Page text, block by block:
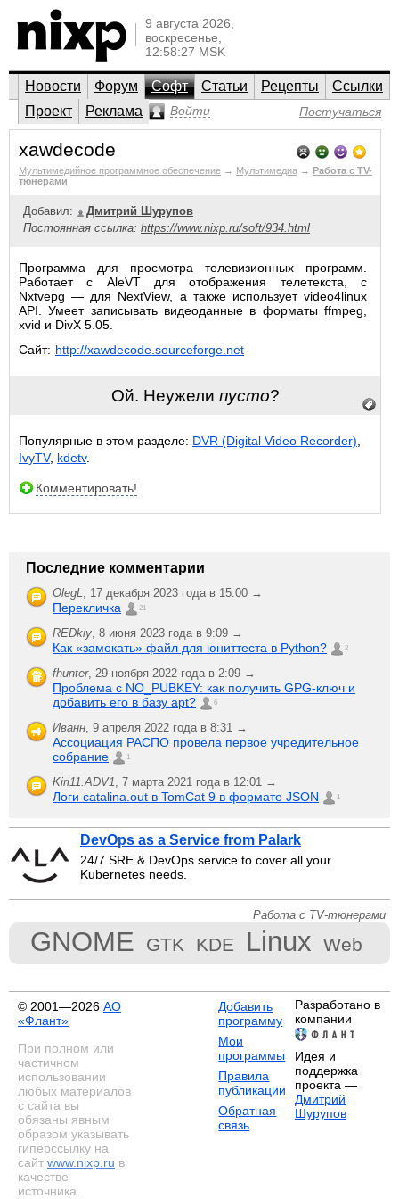
9 августа 2026,
воскресенье,
12:58:27 MSK
Новости Форум Софт Статьи Рецепты
Ссылки
Проект
Реклама Войти Постучаться
xawdecode
Мультимедийное программное обеспечение → Мультимедиа → Работа с TV-
тюнерами
Добавил:
Дмитрий Шурупов
Постоянная ссылка: https://www.nixp.ru/soft/934.html
Программа для просмотра телевизионных программ.
Работает с AleVT для отображения телетекста, с
Nxtvepg — для NextView, а также использует video4linux
API. Умеет записывать видеоданные в форматы ffmpeg,
xvid и DivX 5.05.
Сайт: http://xawdecode.sourceforge.net
Ой. Неужели пусто?
Популярные в этом разделе: DVR (Digital Video Recorder)
IvyTV, kdetv.
Комментировать!
Последние комментарии
OlegL, 17 декабря 2023 года в 15:00 →
Перекличка 21
REDkiy, 8 июня 2023 года в 9:09 →
Как «замокать» файл для юниттеста в Python? 2
fhunter, 29 ноября 2022 года в 2:09 →
Проблема с NO_PUBKEY: как получить GPG-ключ и
добавить его в базу apt?
6
Иванн, 9 апреля 2022 года в 8:31 →
Ассоциация РАСПО провела первое учредительное
собрание
1
Kiri11.ADV1, 7 марта 2021 года в 12:01 →
Логи catalina.out в TomCat 9 в формате JSON 1
DevOps as a Service from Palark
24/7 SRE & DevOps service to cover all your
Kubernetes needs.
Работа с TV-тюнерами
GNOME GTK KDE Linux Web
© 2001—2026 АО
«Флант»
При полном или
частичном
использовании
любых материалов
с сайта вы
обязаны явным
образом указывать
гиперссылку на
сайт www.nixp.ru в
качестве
источника.
Добавить
программу
Мои
программы
Правила
публикации
Обратная
связь
Разработано в
компании
Идея и
поддержка
проекта —
Дмитрий
Шурупов